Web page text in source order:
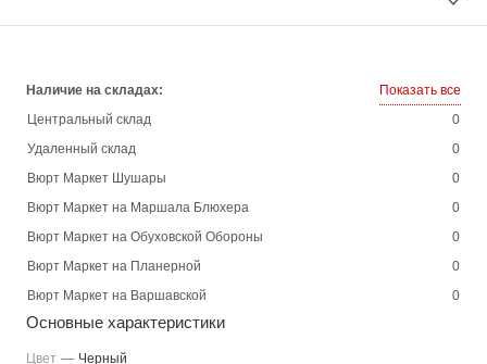
Наличие на складах:
Показать все
Центральный склад
0
Удаленный склад
0
Вюрт Маркет Шушары
0
Вюрт Маркет на Маршала Блюхера
0
Вюрт Маркет на Обуховской Обороны
0
Вюрт Маркет на Планерной
0
Вюрт Маркет на Варшавской
0
Основные характеристики
Цвет — Черный